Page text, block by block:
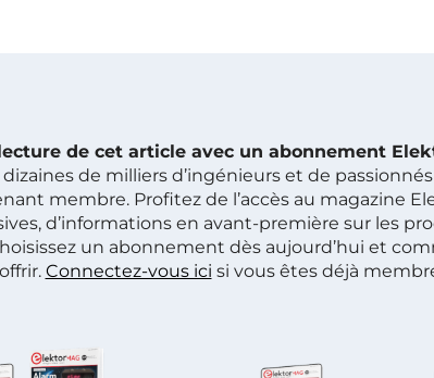
de cet article avec un abonnement
de milliers d’ingénieurs et de
membre. Profitez de l’accès au magazine
d’informations en avant-première sur les
un abonnement dès aujourd’hui et
Connectez-vous ici si vous êtes déjà